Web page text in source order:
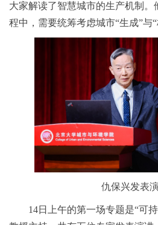
大家解读了智慧城市的生产机制。
程中，需要统筹考虑城市“生成”与“
仇保兴发表
14日上午的第一场专题是“可